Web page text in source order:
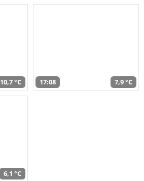
10,7 °C 17:08 7,9 °C
6,1 °C